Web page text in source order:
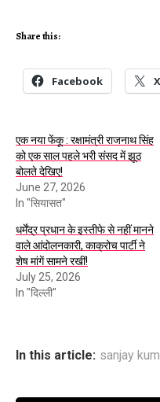
Share this:
Facebook X
एक नया फेंकू : रक्षामंत्री राजनाथ सिंह
को एक साल पहले भरी संसद में झूठ
बोलते देखिए!
June 27, 2026
In "सियासत"
धर्मेंद्र प्रधान के इस्तीफे से नहीं मानने
वाले आंदोलनकारी, काक्रोच पार्टी ने
शेष मांगें सामने रखीं!
July 25, 2026
In "दिल्ली"
In this article: sanjay